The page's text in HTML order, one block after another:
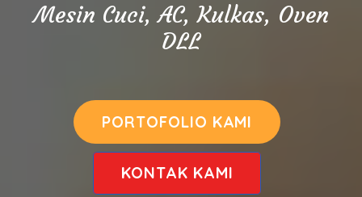
Mesin Cuci, AC, Kulkas, Oven
DLL
PORTOFOLIO KAMI
KONTAK KAMI